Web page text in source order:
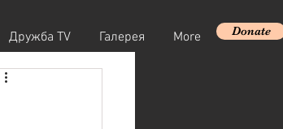
Дружба TV Галерея More Donate